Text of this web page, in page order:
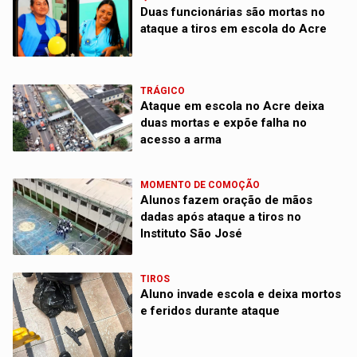
Duas funcionárias são mortas no
ataque a tiros em escola do Acre
TRÁGICO
Ataque em escola no Acre deixa
duas mortas e expõe falha no
acesso a arma
MOMENTO DE COMOÇÃO
Alunos fazem oração de mãos
dadas após ataque a tiros no
Instituto São José
TIROS
Aluno invade escola e deixa mortos
e feridos durante ataque